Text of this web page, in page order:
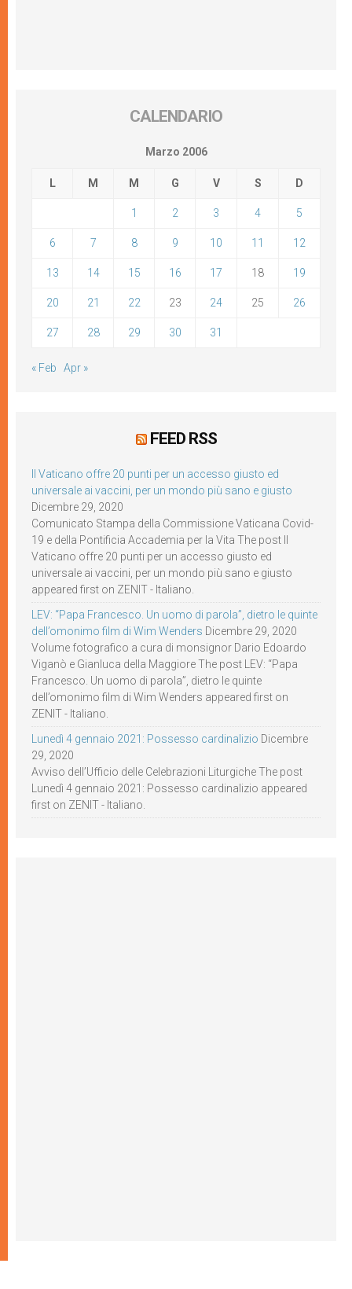
CALENDARIO
Marzo 2006
L M M G V S D
1 2 3 4 5
6 7 8 9 10 11 12
13 14 15 16 17 18 19
20 21 22 23 24 25 26
27 28 29 30 31
« Feb Apr »
FEED RSS
Il Vaticano offre 20 punti per un accesso giusto ed
universale ai vaccini, per un mondo più sano e giusto
Dicembre 29, 2020
Comunicato Stampa della Commissione Vaticana Covid-
19 e della Pontificia Accademia per la Vita The post Il
Vaticano offre 20 punti per un accesso giusto ed
universale ai vaccini, per un mondo più sano e giusto
appeared first on ZENIT - Italiano.
LEV: “Papa Francesco. Un uomo di parola”, dietro le quinte
dell’omonimo film di Wim Wenders Dicembre 29, 2020
Volume fotografico a cura di monsignor Dario Edoardo
Viganò e Gianluca della Maggiore The post LEV: “Papa
Francesco. Un uomo di parola”, dietro le quinte
dell’omonimo film di Wim Wenders appeared first on
ZENIT - Italiano.
Lunedì 4 gennaio 2021: Possesso cardinalizio Dicembre
29, 2020
Avviso dell’Ufficio delle Celebrazioni Liturgiche The post
Lunedì 4 gennaio 2021: Possesso cardinalizio appeared
first on ZENIT - Italiano.